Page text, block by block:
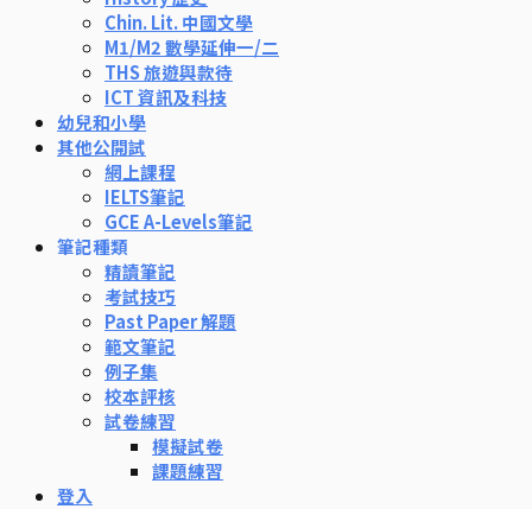
Chin. Lit. 中國文學
M1/M2 數學延伸一/二
THS 旅遊與款待
ICT 資訊及科技
幼兒和小學
其他公開試
網上課程
IELTS筆記
GCE A-Levels筆記
筆記種類
精讀筆記
考試技巧
Past Paper 解題
範文筆記
例子集
校本評核
試卷練習
模擬試卷
課題練習
登入